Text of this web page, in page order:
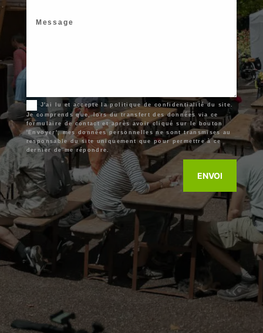
J'ai lu et accepte la politique de confidentialité du site.
Je comprends que, lors du transfert des données via ce
formulaire de contact et après avoir cliqué sur le bouton
'Envoyer', mes données personnelles ne sont transmises au
responsable du site uniquement que pour permettre à ce
dernier de me répondre.
ENVOI